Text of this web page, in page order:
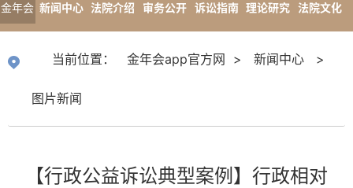
金年会
方网
新闻中心 法院介绍 审务公开 诉讼指南 理论研究 法院文化
当前位置： 金年会app官方网 > 新闻中心 >
图片新闻
【行政公益诉讼典型案例】行政相对